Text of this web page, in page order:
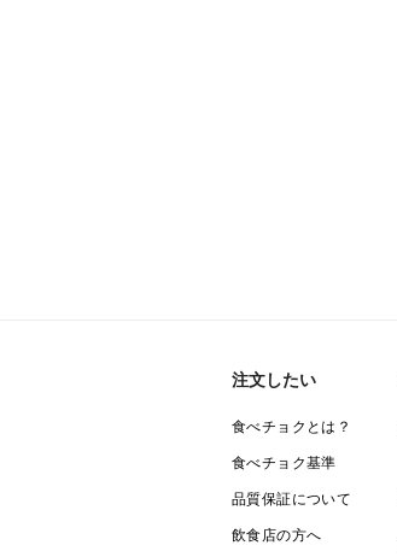
注文したい
食べチョクとは？
食べチョク基準
品質保証について
飲食店の方へ